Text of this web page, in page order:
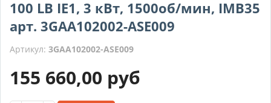
100 LB IE1, 3 кВт, 1500об/мин, IMB35
арт. 3GAA102002-ASE009
Артикул: 3GAA102002-ASE009
155 660,00 руб